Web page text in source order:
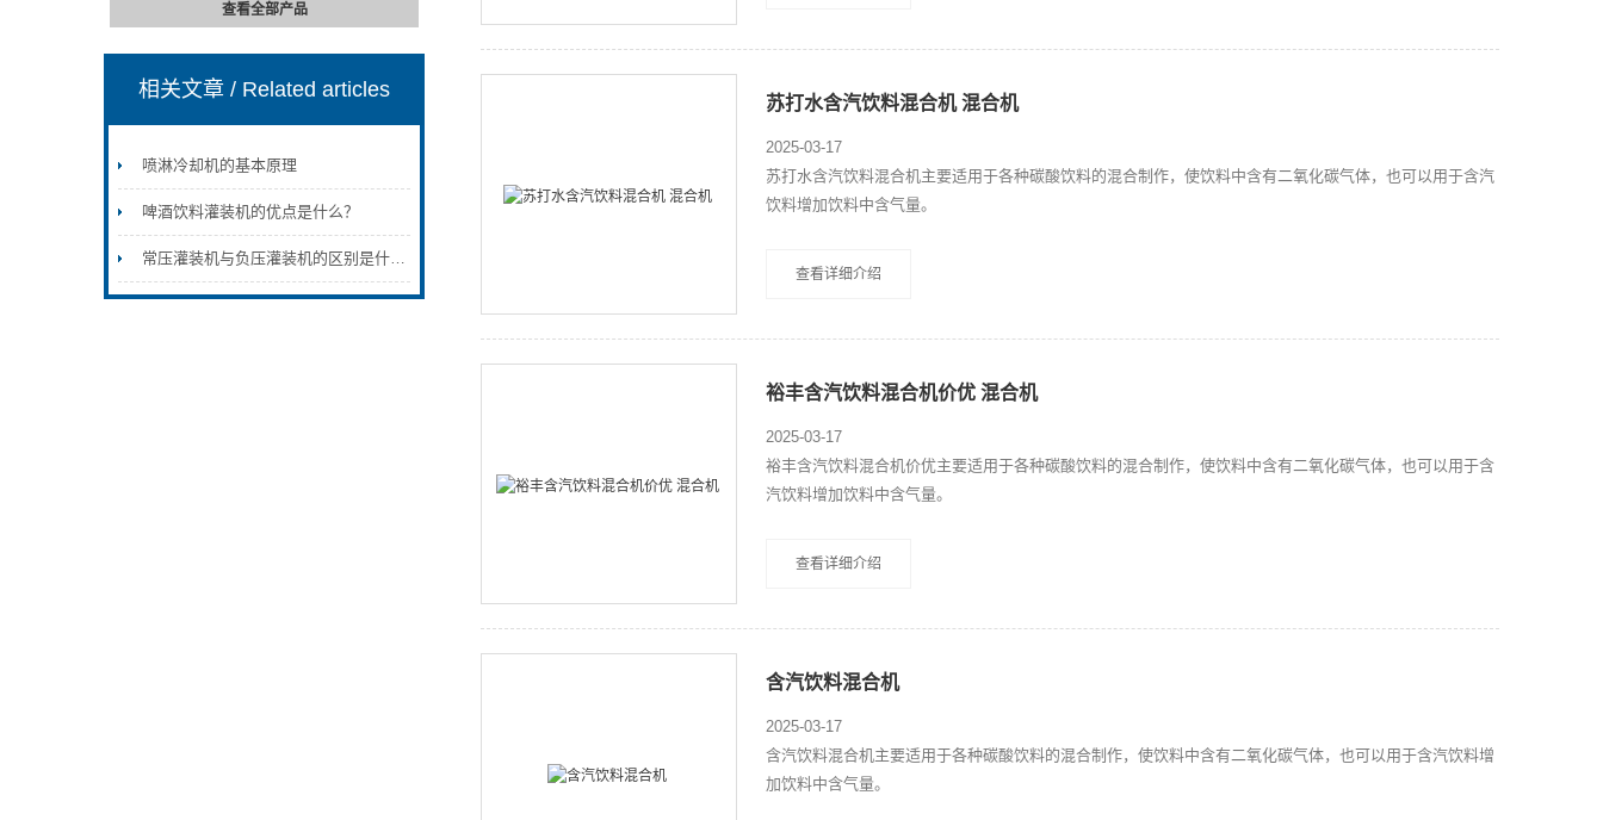
查看全部产品
相关文章/ Related articles
喷淋冷却机的基本原理
啤酒饮料灌装机的优点是什么？
常压灌装机与负压灌装机的区别是什么？
苏打水含汽饮料混合机 混合机
2025-03-17
苏打水含汽饮料混合机主要适用于各种碳酸饮料的混合制作，使饮料中含有二氧化碳气体，也可以用于含汽
饮料增加饮料中含气量。
查看详细介绍
裕丰含汽饮料混合机价优 混合机
2025-03-17
裕丰含汽饮料混合机价优主要适用于各种碳酸饮料的混合制作，使饮料中含有二氧化碳气体，也可以用于含
汽饮料增加饮料中含气量。
查看详细介绍
含汽饮料混合机
2025-03-17
含汽饮料混合机主要适用于各种碳酸饮料的混合制作，使饮料中含有二氧化碳气体，也可以用于含汽饮料增
加饮料中含气量。